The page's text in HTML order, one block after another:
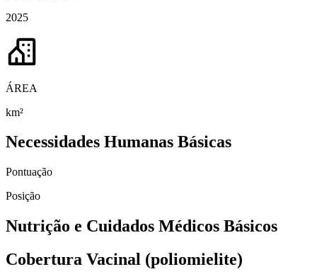
2025
ÁREA
km²
Necessidades Humanas Básicas
Pontuação
Posição
Nutrição e Cuidados Médicos Básicos
Cobertura Vacinal (poliomielite)